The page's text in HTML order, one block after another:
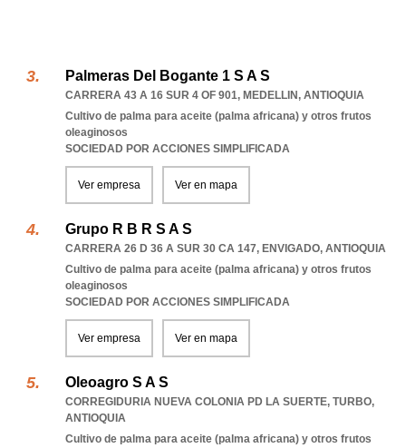
Palmeras Del Bogante 1 S A S
CARRERA 43 A 16 SUR 4 OF 901, MEDELLIN, ANTIOQUIA
Cultivo de palma para aceite (palma africana) y otros frutos
oleaginosos
SOCIEDAD POR ACCIONES SIMPLIFICADA
Ver empresa Ver en mapa
Grupo R B R S A S
CARRERA 26 D 36 A SUR 30 CA 147, ENVIGADO, ANTIOQUIA
Cultivo de palma para aceite (palma africana) y otros frutos
oleaginosos
SOCIEDAD POR ACCIONES SIMPLIFICADA
Ver empresa Ver en mapa
Oleoagro S A S
CORREGIDURIA NUEVA COLONIA PD LA SUERTE, TURBO,
ANTIOQUIA
Cultivo de palma para aceite (palma africana) y otros frutos